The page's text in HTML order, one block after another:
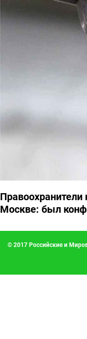
Москве: был
© 2017 Российские и